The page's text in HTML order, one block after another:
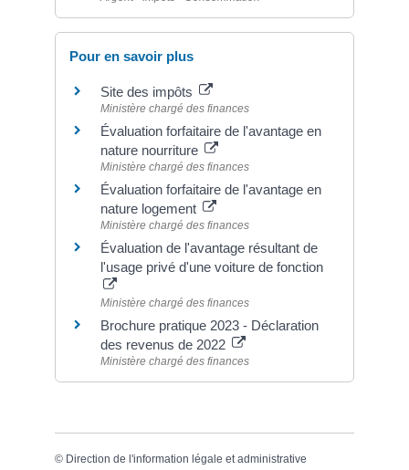
Pour en savoir plus
Site des impôts
Ministère chargé des finances
Évaluation forfaitaire de l'avantage en
nature nourriture
Ministère chargé des finances
Évaluation forfaitaire de l'avantage en
nature logement
Ministère chargé des finances
Évaluation de l'avantage résultant de
l'usage privé d'une voiture de fonction
Ministère chargé des finances
Brochure pratique 2023 - Déclaration
des revenus de 2022
Ministère chargé des finances
© Direction de l'information légale et administrative